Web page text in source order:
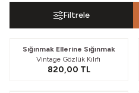
Filtrele
Sığınmak Ellerine Sığınmak
Vintage Gözlük Kılıfı
820,00 TL